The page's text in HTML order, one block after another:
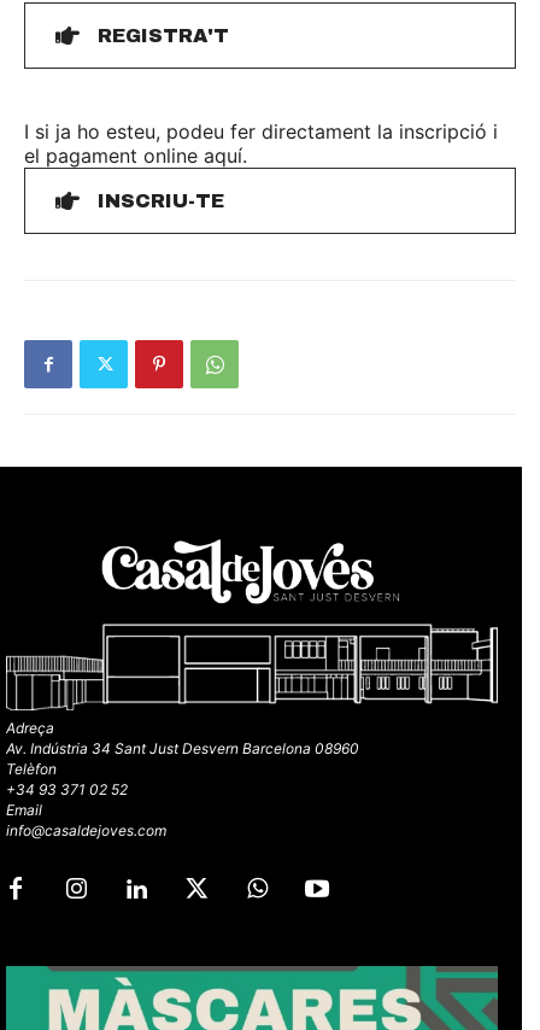
REGISTRA'T
I si ja ho esteu, podeu fer directament la inscripció i
el pagament online aquí.
INSCRIU-TE
Adreça
Av. Indústria 34 Sant Just Desvern Barcelona 08960
Telèfon
+34 93 371 02 52
Email
info@casaldejoves.com